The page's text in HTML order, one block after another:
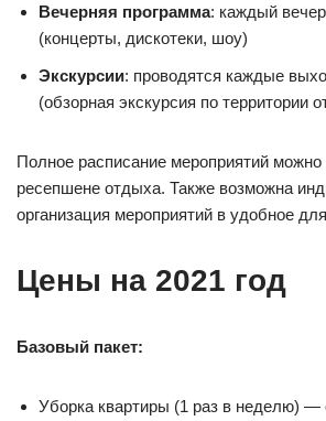
Вечерняя программа: каждый
(концерты, дискотеки, шоу)
Экскурсии: проводятся каждые
(обзорная экскурсия по территории
Полное расписание мероприятий можно
ресепшене отдыха. Также возможна
организация мероприятий в удобное
Цены на 2021 год
Базовый пакет:
Уборка квартиры (1 раз в неделю) —